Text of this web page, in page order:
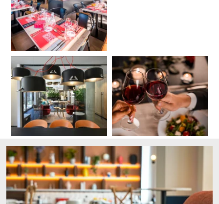
Martin's Klooster
Louvain, 4*
Martin's Dream Hotel
Mons, 4*
Martin's Red